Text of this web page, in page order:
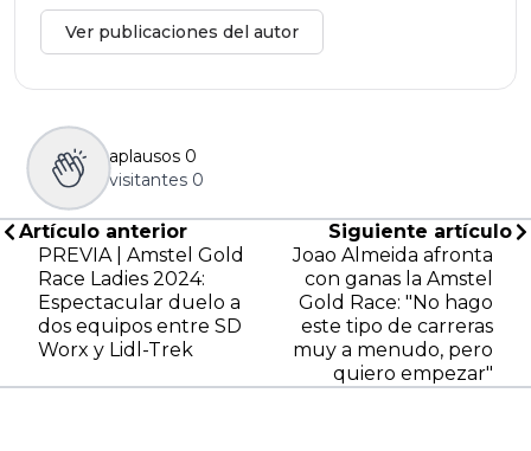
Ver publicaciones del autor
aplausos 0
visitantes 0
Artículo anterior
PREVIA | Amstel Gold
Race Ladies 2024:
Espectacular duelo a
dos equipos entre SD
Worx y Lidl-Trek
Siguiente artículo
Joao Almeida afronta
con ganas la Amstel
Gold Race: "No hago
este tipo de carreras
muy a menudo, pero
quiero empezar"